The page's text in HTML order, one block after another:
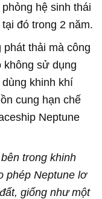
hệ sinh thái
đó trong 2 năm.
phát thải mà công
không sử dụng
khinh khí
cung hạn chế
Neptune
trong khinh
phép Neptune lơ
giống như một